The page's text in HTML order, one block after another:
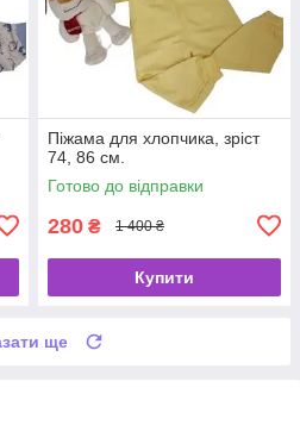
Піжама для хлопчика, зріст
74, 86 см.
Готово до відправки
280 ₴ 1 400 ₴
Купити
ще